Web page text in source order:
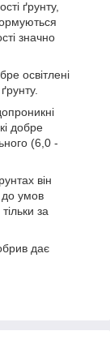
ґрунту,
значно
освітлені
добре
(6,0 -
він
до умов
за
дає